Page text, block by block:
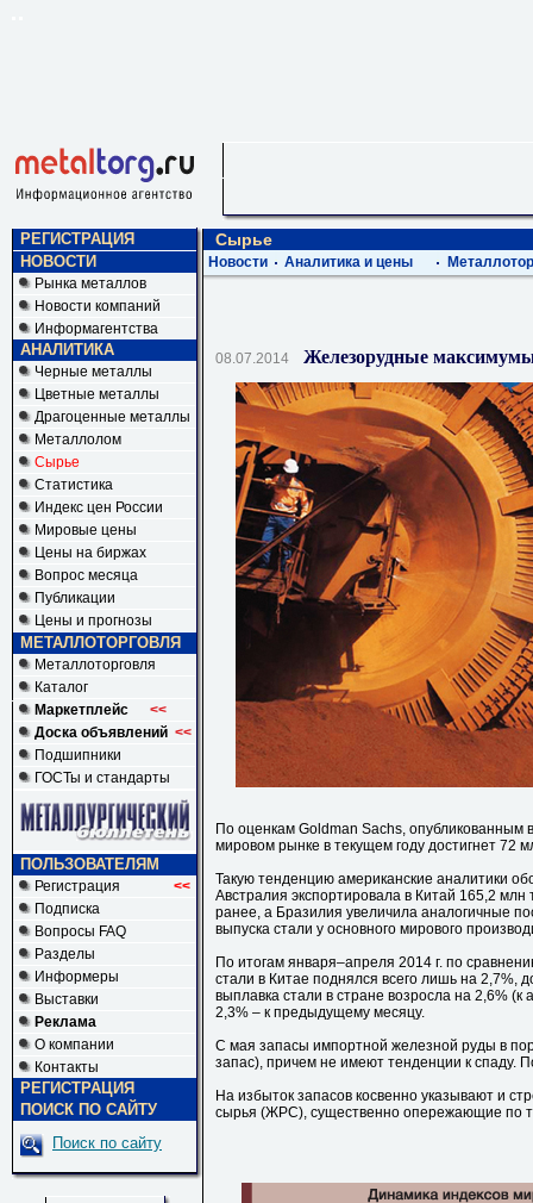
РЕГИСТРАЦИЯ
НОВОСТИ
Рынка металлов
Новости компаний
Информагентства
АНАЛИТИКА
Черные металлы
Цветные металлы
Драгоценные металлы
Металлолом
Сырье
Статистика
Индекс цен России
Мировые цены
Цены на биржах
Вопрос месяца
Публикации
Цены и прогнозы
МЕТАЛЛОТОРГОВЛЯ
Металлоторговля
Каталог
Маркетплейс
<<
Доска объявлений <<
Подшипники
ГОСТы и стандарты
ПОЛЬЗОВАТЕЛЯМ
Регистрация <<
Подписка
Вопросы FAQ
Разделы
Информеры
Выставки
Реклама
О компании
Контакты
РЕГИСТРАЦИЯ
ПОИСК ПО САЙТУ
Поиск по сайту
Сырье
Новости Аналитика и цены
08.07.2014 Железорудные
По оценкам Goldman Sachs,
мировом рынке в текущем году достигнет 72
Такую тенденцию американские аналитики
Австралия экспортировала в Китай 165,2
ранее, а Бразилия увеличила аналогичные
выпуска стали у основного мирового
По итогам января–апреля 2014 г. по
стали в Китае поднялся всего лишь на 2,7%,
выплавка стали в стране возросла на 2,6%
2,3% – к предыдущему месяцу.
С мая запасы импортной железной руды в
запас), причем не имеют тенденции к спаду.
На избыток запасов косвенно указывают и
сырья (ЖРС), существенно опережающие по